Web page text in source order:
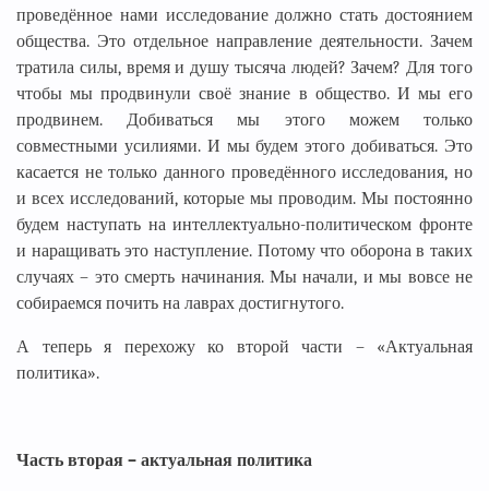
проведённое нами исследование должно стать достоянием
общества. Это отдельное направление деятельности. Зачем
тратила силы, время и душу тысяча людей? Зачем? Для того
чтобы мы продвинули своё знание в общество. И мы его
продвинем. Добиваться мы этого можем только
совместными усилиями. И мы будем этого добиваться. Это
касается не только данного проведённого исследования, но
и всех исследований, которые мы проводим. Мы постоянно
будем наступать на интеллектуально-политическом фронте
и наращивать это наступление. Потому что оборона в таких
случаях – это смерть начинания. Мы начали, и мы вовсе не
собираемся почить на лаврах достигнутого.
А теперь я перехожу ко второй части – «Актуальная
политика».
Часть вторая – актуальная политика